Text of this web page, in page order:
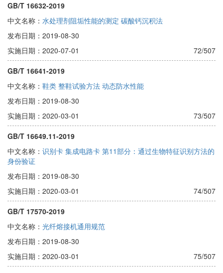
GB/T 16632-2019
中文名称： 水处理剂阻垢性能的测定 碳酸钙沉积法
发布日期：2019-08-30
实施日期：2020-07-01
72/507
GB/T 16641-2019
中文名称： 鞋类 整鞋试验方法 动态防水性能
发布日期：2019-08-30
实施日期：2020-03-01
73/507
GB/T 16649.11-2019
中文名称： 识别卡 集成电路卡 第11部分：通过生物特征识别方法的
身份验证
发布日期：2019-08-30
实施日期：2020-03-01
74/507
GB/T 17570-2019
中文名称： 光纤熔接机通用规范
发布日期：2019-08-30
实施日期：2020-03-01
75/507